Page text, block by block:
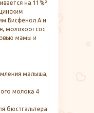
на 11%².
Бисфенол А и
молокоотсос
мамы и
малыша,
молока 4
бюстгальтера